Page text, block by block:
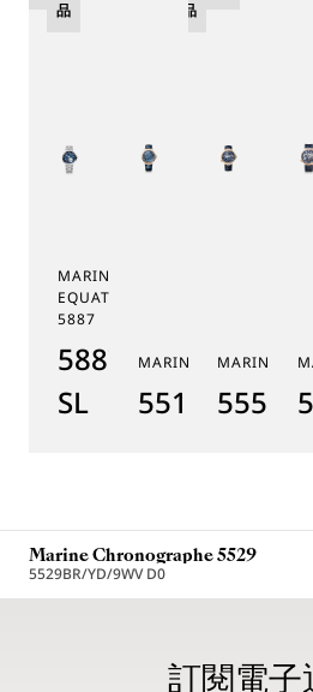
MARINE TOURBILLON
EQUATION MARCHANTE
5887
5887PT/YS/PW0
SL
品
MARINE 5517
5517BR/Y2/
MARINE
品
Marine Chronographe 5529
5529BR/YD/9WV D0
訂閱電子